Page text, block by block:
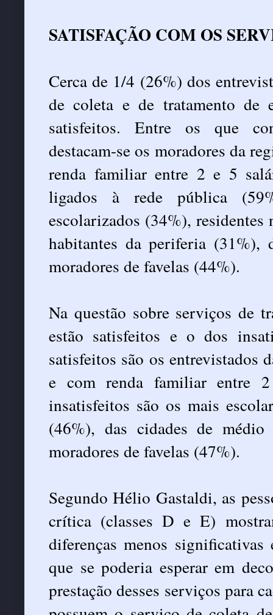
SATISFAÇÃO COM OS
Cerca de 1/4 (26%) dos
de coleta e de tratamento de
satisfeitos. Entre os que
destacam-se os moradores da
renda familiar entre 2 e 5
ligados à rede pública
escolarizados (34%),
habitantes da periferia (31%),
moradores de favelas (44%).
Na questão sobre serviços de
estão satisfeitos e o dos
satisfeitos são os
e com renda familiar entre
insatisfeitos são os mais
(46%), das cidades de
moradores de favelas (47%).
Segundo Hélio Gastaldi, as
crítica (classes D e E)
diferenças menos
que se poderia esperar em
prestação desses serviços para